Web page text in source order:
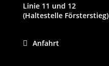
Linie 11 und 12
(Haltestelle Försterstieg)
Anfahrt